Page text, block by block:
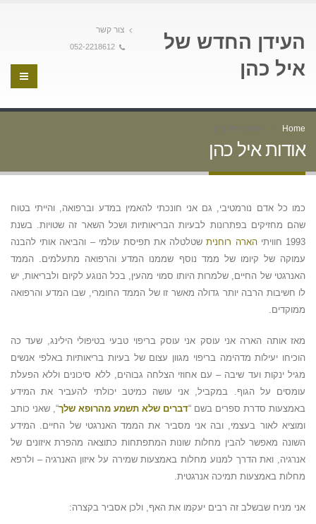
העידן החדש של
איל כהן
צור קשר
052-2218612
Home אודות איל כהן
אודות איל כהן
כמו כל אדם נורמטיבי, גם אני חונכתי להאמין במדע וברפואה, והייתי בטוח
שהם מחזיקים בפתרונות לבעיות הבריאותיות ושכל השאר זה שטויות. בשנת
1993 חוויתי
הארה רוחניתשטלטלה את תפיסת עולמי – והביאה אותי להבנה
עמוקה של קיומו של ממד נוסף שממנו המדע והרפואה מתעלמים. הממד
האנרגטי של החיים, שלמרות היותו סמוי מהעין, בכל הנוגע לקיום ולבריאות, יש
לו חשיבות הרבה יותר גדולה מאשר זו של הממד החומרי, שבו המדע והרפואה
ממוקדים.
מאז אותה הארה אני עוסק אני עוסק בריפוי טבעי בטיפולי הילינג, שעד כה
הוכיחו יעילות מדהימה בריפוי מגוון עצום של בעיות בריאותיות באלפי אנשים
מגיל ינקות ועד שיבה – עם אחוזי הצלחה גבוהים, ללא סיכונים וללא הפעלת
עומסים על הגוף. במקביל, אני עושה כמיטב יכולתי להעביר את המידע
באמצעות סדרת ספרים בשם “דברים שלא תשמע מהרופא שלך“, שאני כותב
ומוציא לאור בעצמי, ובה אני מסביר את הממד האנרגטי של החיים. המידע
השונה מאפשר להבין מחלות שונות המתפתחות כתוצאה מהפרת איזונים של
אנרגיה, ואת הדרך למנוע מחלות באמצעות שמירה על איזון האנרגיה – ולרפא
מחלות באמצעות תמיכה אנרגטית.
אני מניח שבשלב זה רבים יעקמו את האף, ולכן אסביר בקצרה: